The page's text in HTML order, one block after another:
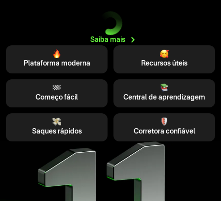
Saiba mais
Plataforma moderna Recursos úteis
Começo fácil Central de aprendizagem
Saques rápidos Corretora confiável